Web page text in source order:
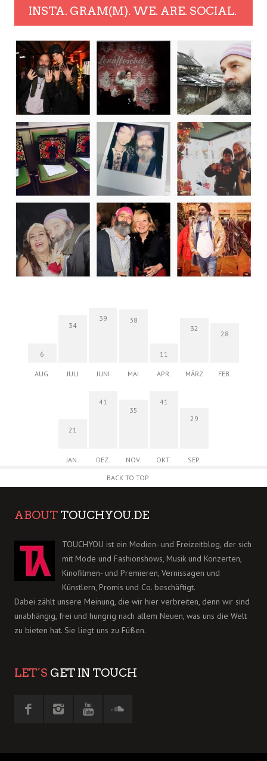
INSTA. GRAM(M). WE. ARE. SOCIAL.
6
AUG.
34
JULI
39
JUNI
38
MAI
11
APR.
32
MÄRZ
28
FEB.
21
JAN.
41
DEZ.
35
NOV.
41
OKT.
29
SEP.
BACK TO TOP
ABOUT TOUCHYOU.DE
TOUCHYOU ist ein Medien- und Freizeitblog, der sich
mit Mode und Fashionshows, Musik und Konzerten,
Kinofilmen- und Premieren, Vernissagen und
Künstlern, Promis und Co. beschäftigt.
Dabei zählt unsere Meinung, die wir hier verbreiten, denn wir sind
unabhängig, frei und hungrig nach allem Neuen, was uns die Welt
zu bieten hat. Sie liegt uns zu Füßen.
LET´S GET IN TOUCH